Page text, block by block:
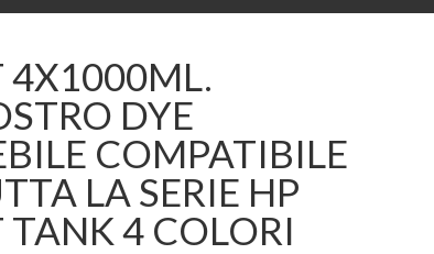
4X1000ML.
DYE
COMPATIBILE
LA SERIE HP
TANK 4 COLORI